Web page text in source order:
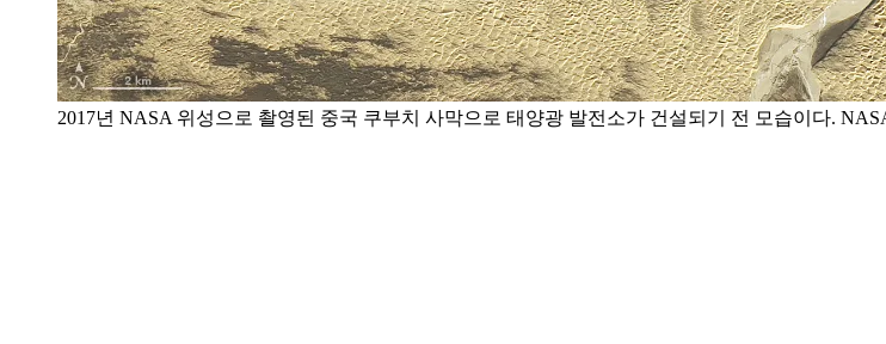
2017년 NASA 위성으로 촬영된 중국 쿠부치 사막으로 태양광 발전소가 건설되기 전 모습이다.